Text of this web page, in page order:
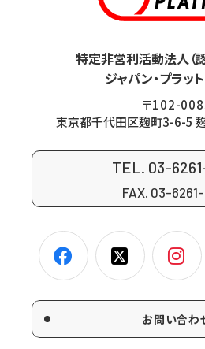
特定非営利活動法人（
ジャパン・プラッ
〒102-
東京都千代田区麹町3-6-5
TEL. 03-
FAX. 03-
お問い合わ